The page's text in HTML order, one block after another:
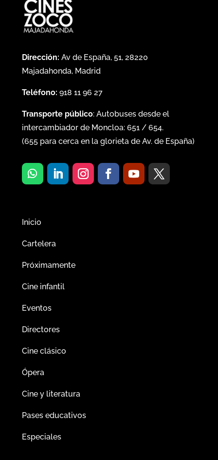
Dirección: Av de España, 51, 28220
Majadahonda, Madrid
Teléfono: 918 11 96 27
Transporte público: Autobuses desde el
intercambiador de Moncloa: 651/ 654.
(655para cerca en la glorieta de Av. de España)
Inicio
Cartelera
Próximamente
Cine infantil
Eventos
Directores
Cine clásico
Ópera
Cine y literatura
Pases educativos
Especiales